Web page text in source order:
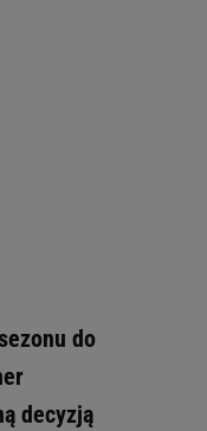
do
decyzją